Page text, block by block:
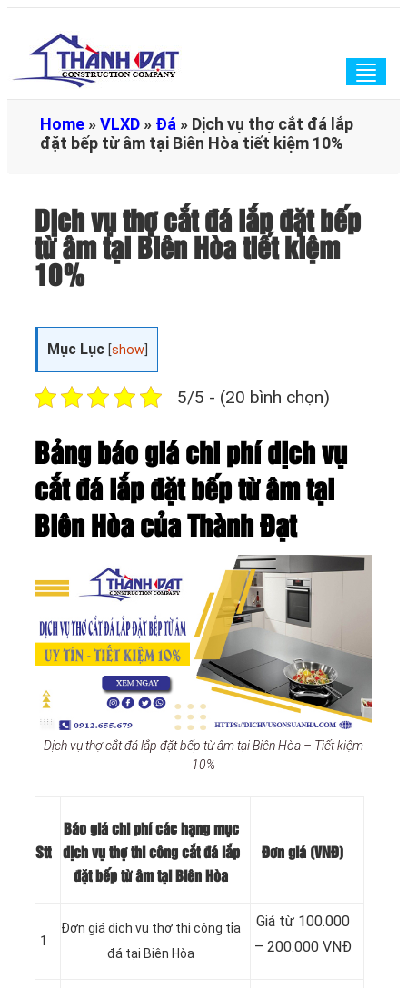
Home »VLXD » Đá » Dịch vụ thợ cắt đá lắp
đặt bếp từ âm tại Biên Hòa tiết kiệm 10%
Dịch vụ thợ cắt đá lắp đặt bếp
từ âm tại Biên Hòa tiết kiệm
10%
Mục Lục [show
5/5 - (20 bình chọn)
Bảng báo giá chi phí dịch vụ
cắt đá lắp đặt bếp từ âm tại
Biên Hòa của Thành Đạt
Dịch vụ thợ cắt đá lắp đặt bếp từ âm tại Biên Hòa – Tiết kiệm
10%
Stt
Báo giá chi phí các hạng mục
dịch vụ thợ thi công cắt đá lắp
đặt bếp từ âm tại Biên Hòa
Đơn giá (VNĐ)
1
Đơn giá dịch vụ thợ thi công tỉa
đá tại Biên Hòa
Giá từ 100.000
– 200.000 VNĐ